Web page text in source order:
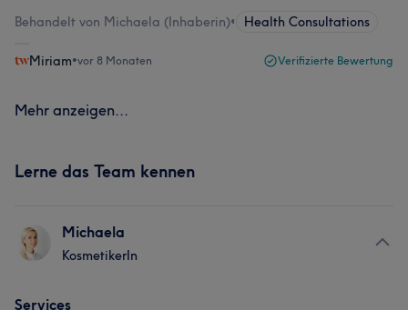
Behandelt von Michaela (Inhaberin)• Health Consultations
Miriam•vor 8 Monaten Verifizierte Bewertung
Mehr anzeigen...
Lerne das Team kennen
Michaela
KosmetikerIn
Services